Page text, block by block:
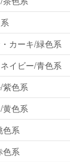
カーキ/緑色系
イビー/青色系
紫色系
黄色系
色系
色系